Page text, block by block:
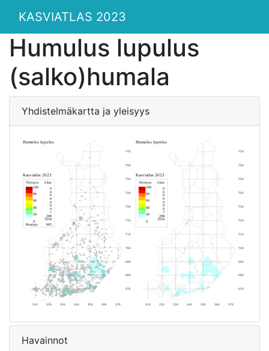
KASVIATLAS 2023
Humulus lupulus
(salko)humala
Yhdistelmäkartta ja yleisyys
Havainnot